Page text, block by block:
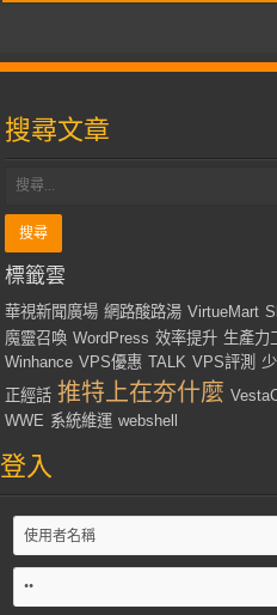
搜尋文章
標籤雲
華視新聞廣場 網路酸路湯 VirtueMart
魔靈召喚 WordPress 效率提升 生產力
Winhance VPS優惠 TALK VPS評測
正經話 推特上在夯什麼
WWE 系統維運 webshell
登入